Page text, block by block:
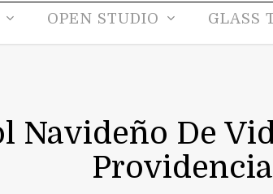
OPEN STUDIO GLASS
Navideño De
Providencia